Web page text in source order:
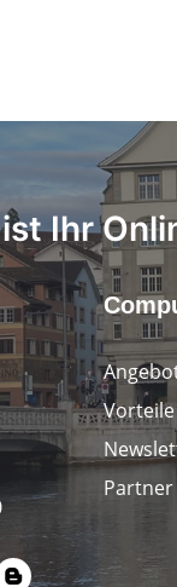
ist Ihr
Partner